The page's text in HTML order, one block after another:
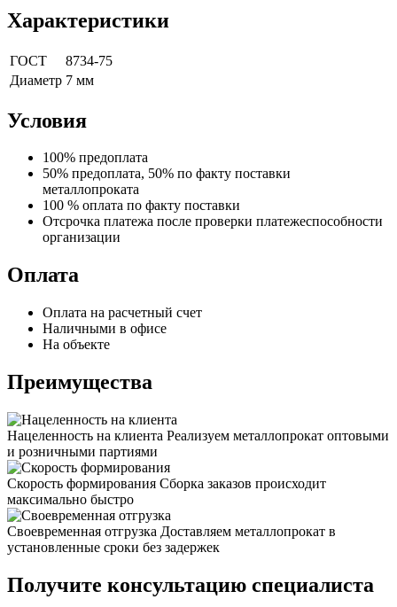
Характеристики
ГОСТ
8734-75
Диаметр 7 мм
Условия
100% предоплата
50% предоплата, 50% по факту поставки
металлопроката
100 % оплата по факту поставки
Отсрочка платежа после проверки платежеспособности
организации
Оплата
Оплата на расчетный счет
Наличными в офисе
На объекте
Преимущества
Нацеленность на клиента Реализуем металлопрокат оптовыми
и розничными партиями
Скорость формирования Сборка заказов происходит
максимально быстро
Своевременная отгрузка Доставляем металлопрокат в
установленные сроки без задержек
Получите консультацию специалиста